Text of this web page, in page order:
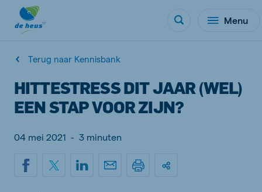
Menu
Terug naar Kennisbank
HITTESTRESS DIT JAAR (WEL)
EEN STAP VOOR ZIJN?
04 mei 2021 - 3 minuten